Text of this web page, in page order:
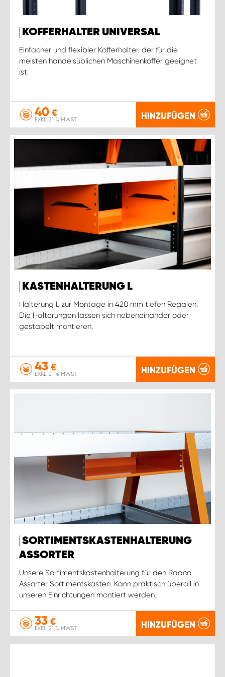
KOFFERHALTER UNIVERSAL
Einfacher und flexibler Kofferhalter, der für die
meisten handelsüblichen Maschinenkoffer geeignet
ist.
40 €
EXKL. 21 % MWST. HINZUFÜGEN
KASTENHALTERUNG L
Halterung L zur Montage in 420 mm tiefen Regalen.
Die Halterungen lassen sich nebeneinander oder
gestapelt montieren.
43 €
EXKL. 21 % MWST. HINZUFÜGEN
SORTIMENTSKASTENHALTERUNG
ASSORTER
Unsere Sortimentskastenhalterung für den Raaco
Assorter Sortimentskasten. Kann praktisch überall in
unseren Einrichtungen montiert werden.
33 €
EXKL. 21 % MWST. HINZUFÜGEN